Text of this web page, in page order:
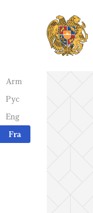
Arm
Рус
Eng
Fra